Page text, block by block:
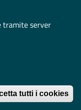
tramite server
tutti i cookies